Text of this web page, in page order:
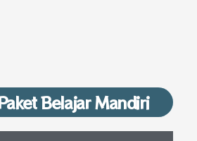
Belajar Mandiri